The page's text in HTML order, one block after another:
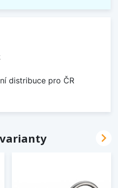
distribuce pro ČR
